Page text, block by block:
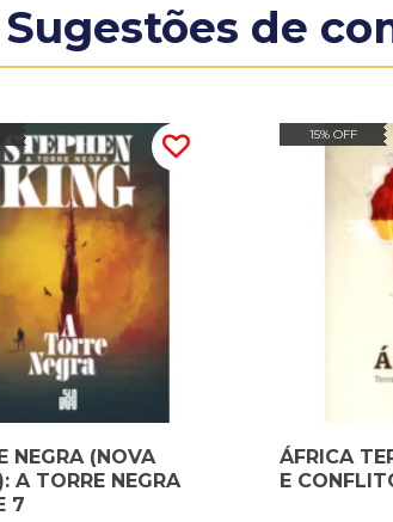
Sugestões de
NEGRA (NOVA
A TORRE NEGRA
7
15% OFF
ÁFRICA TERRA, SOCIEDADES
E